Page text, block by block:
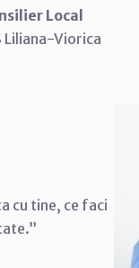
Local
Liliana-Viorica
cu tine, ce faci